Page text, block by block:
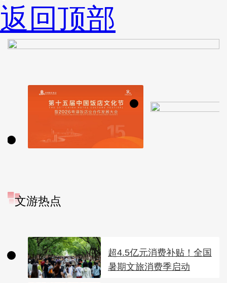
返回顶部
文游热点
超4.5亿元消费补贴！全国
暑期文旅消费季启动